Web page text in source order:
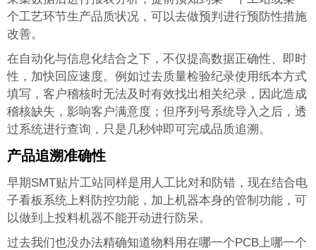
个工艺环节生产品质状况，可以去做预判进行预防性措施
改善。
在自动化与信息化结合之下，不仅提高数据正确性、即时
性，加快回应速度。例如过去质量检验纪录使用纸本方式
填写，客户稽核时无法及时有效找出相关纪录，因此造成
稽核缺失，影响客户满意度；但序列号系统导入之后，透
过系统进行查询，只是几秒钟即可完成品质追溯。
产品追溯准确性
早期SMT贴片工站同样是用人工比对和防错，现在结合电
子看板系统上料防控功能，加上机器本身的管制功能，可
以做到上投料机器不能开动进行防呆。
过去我们也没办法精确知道物料用在哪一个PCB上哪一个